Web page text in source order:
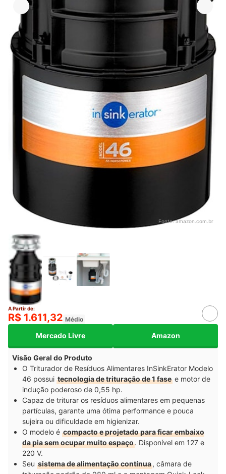
Fonte:amazon.com.br
A Partir de:
R$ 1.611,32 Médio
Mercado Livre Amazon
Visão Geral do Produto
O Triturador de Resíduos Alimentares InSinkErator Modelo
46 possui tecnologia de trituração de 1 fase e motor de
indução poderoso de 0,55 hp.
Capaz de triturar os resíduos alimentares em pequenas
partículas, garante uma ótima performance e pouca
sujeira ou dificuldade em higienizar.
O modelo é compacto e projetado para ficar embaixo
da pia sem ocupar muito espaço. Disponível em 127 e
220 V.
Seu sistema de alimentação contínua, câmara de